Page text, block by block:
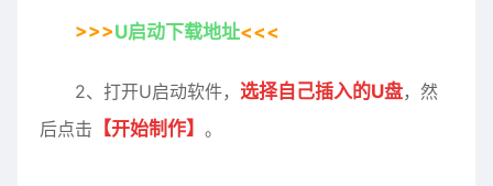
>>>U启动下载地址<<<
2、打开U启动软件， 选择自己插入的U盘，然
后点击 【开始制作】 。